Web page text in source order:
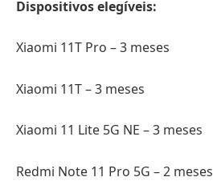
Dispositivos elegíveis:
Xiaomi 11T Pro – 3 meses
Xiaomi 11T – 3 meses
Xiaomi 11 Lite 5G NE – 3 meses
Redmi Note 11 Pro 5G – 2 meses